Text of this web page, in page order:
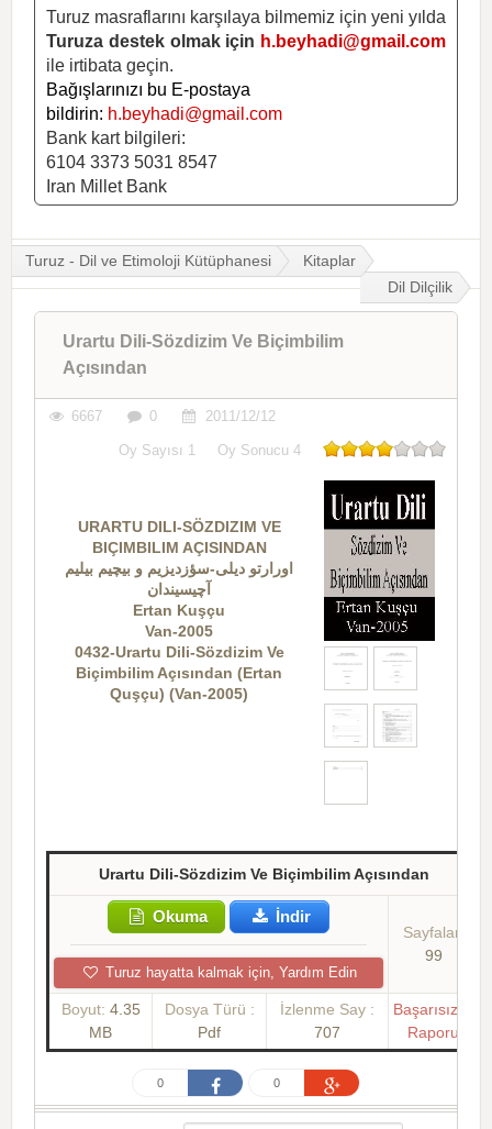
Turuz masraflarını karşılaya bilmemiz için yeni yılda
Turuza destek olmak için h.beyhadi@gmail.com
ile irtibata geçin.
Bağışlarınızı bu E-postaya
bildirin: h.beyhadi@gmail.com
Bank kart bilgileri:
6104 3373 5031 8547
Iran Millet Bank
Turuz - Dil ve Etimoloji Kütüphanesi
Kitaplar
Dil Dilçilik
Urartu Dili-Sözdizim Ve Biçimbilim
Açısından
6667 0 2011/12/12
Oy Sayısı 1 Oy Sonucu 4
URARTU DILI-SÖZDIZIM VE
BIÇIMBILIM AÇISINDAN
اورارتو دیلی-سؤزدیزیم و بیچیم بیلیم
آچیسیندان
Ertan Kuşçu
Van-2005
0432-Urartu Dili-Sözdizim Ve
Biçimbilim Açısından (Ertan
Quşçu) (Van-2005)
Urartu Dili-Sözdizim Ve Biçimbilim Açısından
Okuma İndir
Turuz hayatta kalmak için, Yardım Edin
Sayfalar:
99
Boyut: 4.35
MB
Dosya Türü :
Pdf
İzlenme Say :
707
Başarısızlık
Raporu
0 0